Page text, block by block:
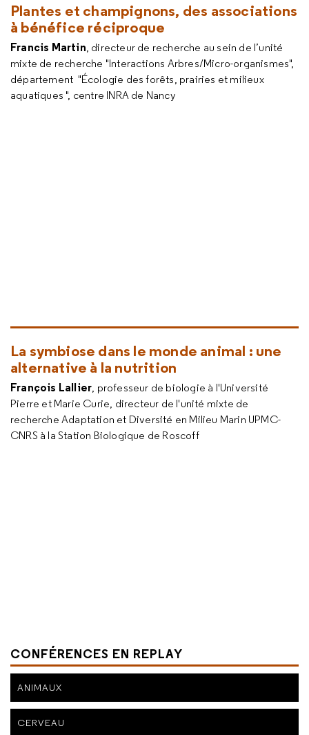
Plantes et champignons, des associations
à bénéfice réciproque
Francis Martin, directeur de recherche au sein de l’unité
mixte de recherche "Interactions Arbres/Micro-organismes",
département "Écologie des forêts, prairies et milieux
aquatiques ", centre INRA de Nancy
La symbiose dans le monde animal : une
alternative à la nutrition
François Lallier, professeur de biologie à l'Université
Pierre et Marie Curie, directeur de l'unité mixte de
recherche Adaptation et Diversité en Milieu Marin UPMC-
CNRS à la Station Biologique de Roscoff
CONFÉRENCES EN REPLAY
ANIMAUX
CERVEAU